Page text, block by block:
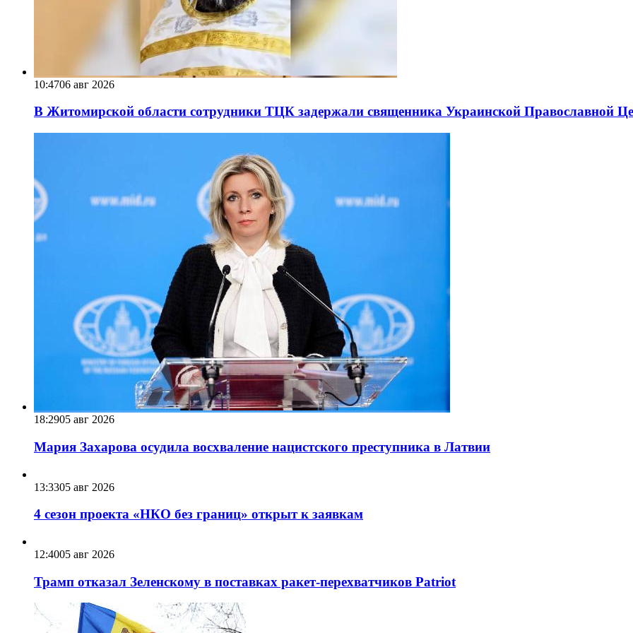
10:4706 авг 2026
В Житомирской области сотрудники ТЦК задержали священника Украинской Православной
18:2905 авг 2026
Мария Захарова осудила восхваление нацистского преступника в Латвии
13:3305 авг 2026
4 сезон проекта «НКО без границ» открыт к заявкам
12:4005 авг 2026
Трамп отказал Зеленскому в поставках ракет-перехватчиков Patriot